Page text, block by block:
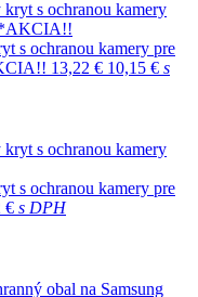
s ochranou kamery pre
13,22 € 10,15 € s
s ochranou kamery pre
€ s DPH